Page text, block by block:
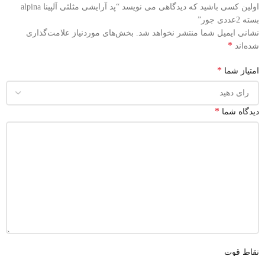
اولین کسی باشید که دیدگاهی می نویسد “پد آرایشی مثلثی آلپینا alpina
بسته 2عددی جور”
نشانی ایمیل شما منتشر نخواهد شد.
بخش‌های موردنیاز علامت‌گذاری
شده‌اند *
امتیاز شما *
دیدگاه شما *
نقاط قوت